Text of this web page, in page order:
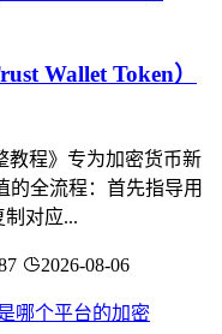
Wallet Token）
教程》专为加密货币新
的全流程：首先指导用
制对应...
2026-08-06